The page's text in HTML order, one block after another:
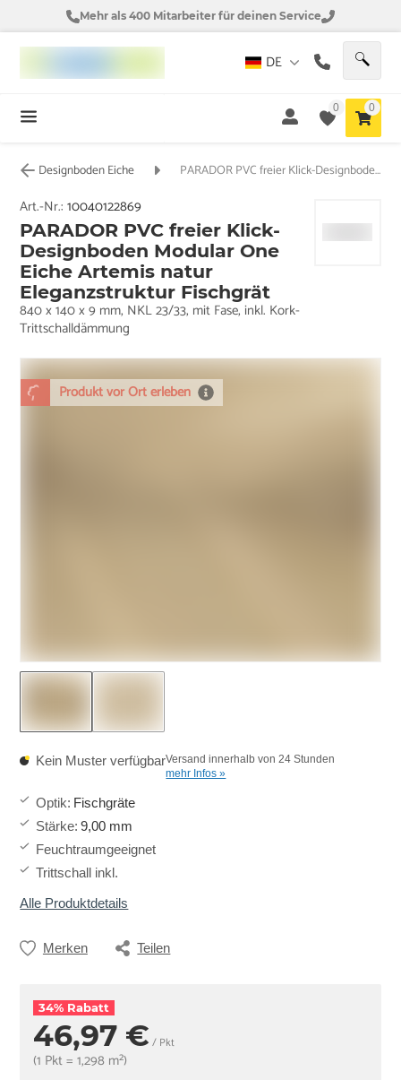
Mehr als 400 Mitarbeiter für deinen Service
DE
0 0
Designboden Eiche PARADOR PVC freier Klick-Designboden Modular One Eiche Artemis natur Eleganzstruktur Fischgrät
Produkt vor Ort erleben
Art.-Nr.:10040122869
PARADOR PVC freier Klick-
Designboden Modular One
Eiche Artemis natur
Eleganzstruktur Fischgrät
840 x 140 x 9 mm, NKL 23/33, mit Fase, inkl. Kork-
Trittschalldämmung
Kein Muster verfügbarVersand innerhalb von 24 Stunden
mehr Infos »
Optik: Fischgräte
Stärke: 9,00 mm
Feuchtraumgeeignet
Trittschall inkl.
Alle Produktdetails
Merken Teilen
34% Rabatt
46,97 € / Pkt
(1 Pkt = 1,298 m²)